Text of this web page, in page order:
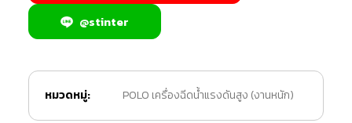
@stinter
หมวดหมู่: POLO เครื่องฉีดน้ำแรงดันสูง (งานหนัก)